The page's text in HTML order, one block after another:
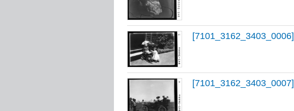
[7101_3162_3403_0006]
[7101_3162_3403_0007]